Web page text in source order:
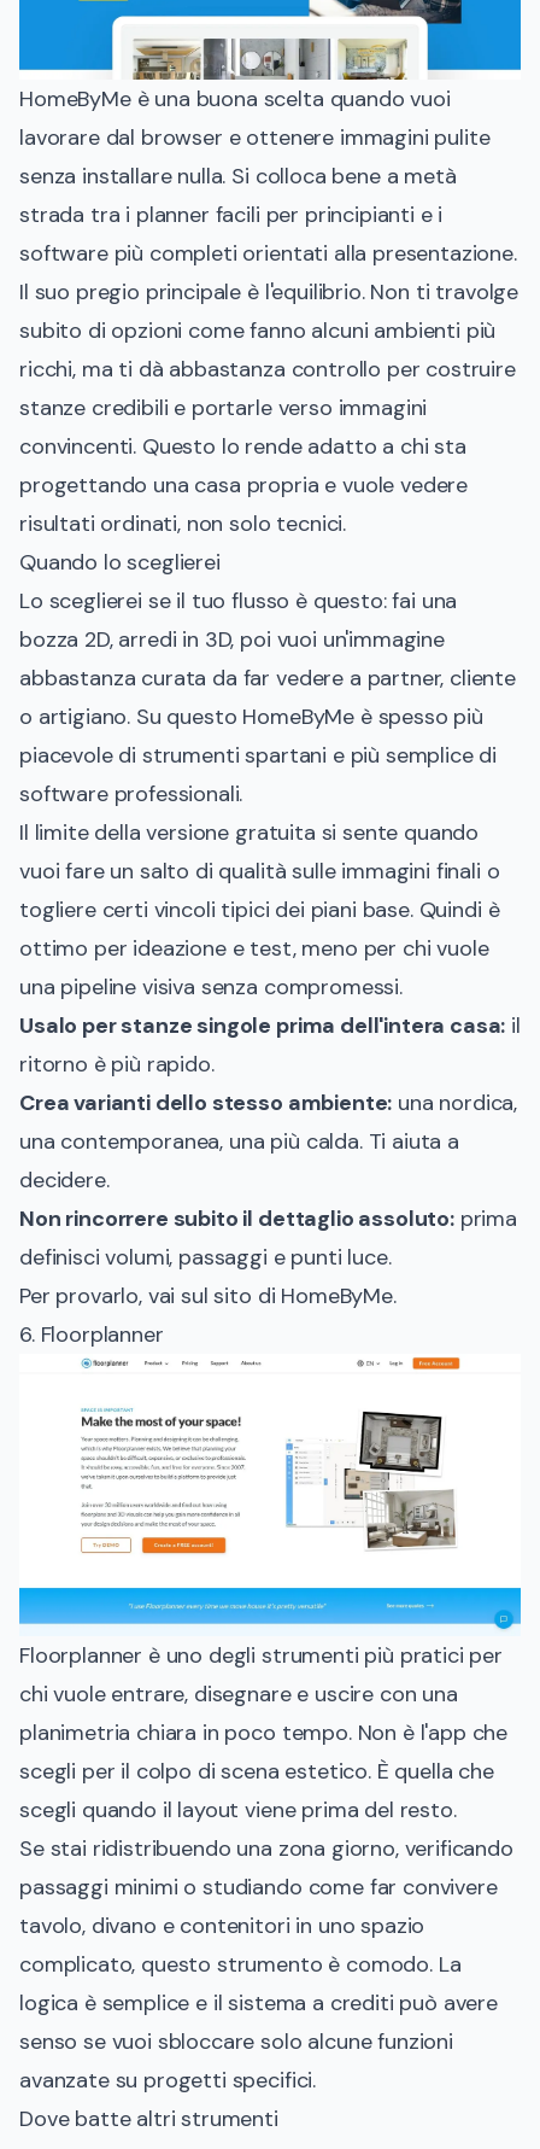
HomeByMe è una buona scelta quando vuoi
lavorare dal browser e ottenere immagini pulite
senza installare nulla. Si colloca bene a metà
strada tra i planner facili per principianti e i
software più completi orientati alla presentazione.
Il suo pregio principale è l'equilibrio. Non ti travolge
subito di opzioni come fanno alcuni ambienti più
ricchi, ma ti dà abbastanza controllo per costruire
stanze credibili e portarle verso immagini
convincenti. Questo lo rende adatto a chi sta
progettando una casa propria e vuole vedere
risultati ordinati, non solo tecnici.
Quando lo sceglierei
Lo sceglierei se il tuo flusso è questo: fai una
bozza 2D, arredi in 3D, poi vuoi un'immagine
abbastanza curata da far vedere a partner, cliente
o artigiano. Su questo HomeByMe è spesso più
piacevole di strumenti spartani e più semplice di
software professionali.
Il limite della versione gratuita si sente quando
vuoi fare un salto di qualità sulle immagini finali o
togliere certi vincoli tipici dei piani base. Quindi è
ottimo per ideazione e test, meno per chi vuole
una pipeline visiva senza compromessi.
Usalo per stanze singole prima dell'intera casa: il
ritorno è più rapido.
Crea varianti dello stesso ambiente: una nordica,
una contemporanea, una più calda. Ti aiuta a
decidere.
Non rincorrere subito il dettaglio assoluto:prima
definisci volumi, passaggi e punti luce.
Per provarlo, vai sulsito di HomeByMe.
6. Floorplanner
Floorplanner è uno degli strumenti più pratici per
chi vuole entrare, disegnare e uscire con una
planimetria chiara in poco tempo. Non è l'app che
scegli per il colpo di scena estetico. È quella che
scegli quando il layout viene prima del resto.
Se stai ridistribuendo una zona giorno, verificando
passaggi minimi o studiando come far convivere
tavolo, divano e contenitori in uno spazio
complicato, questo strumento è comodo. La
logica è semplice e il sistema a crediti può avere
senso se vuoi sbloccare solo alcune funzioni
avanzate su progetti specifici.
Dove batte altri strumenti